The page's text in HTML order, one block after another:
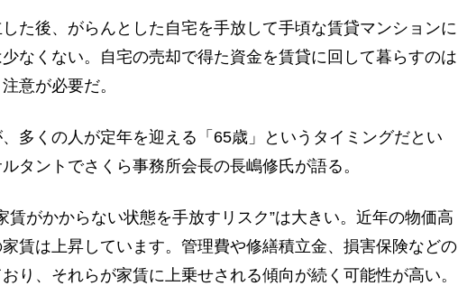
た後、がらんとした自宅を手放して手頃な賃貸マンションに
なくない。自宅の売却で得た資金を賃貸に回して暮らすのは
意が必要だ。
多くの人が定年を迎える「65歳」というタイミングだとい
タントでさくら事務所会長の長嶋修氏が語る。
賃がかからない状態を手放すリスク”は大きい。近年の物価高
賃は上昇しています。管理費や修繕積立金、損害保険などの
り、それらが家賃に上乗せされる傾向が続く可能性が高い。